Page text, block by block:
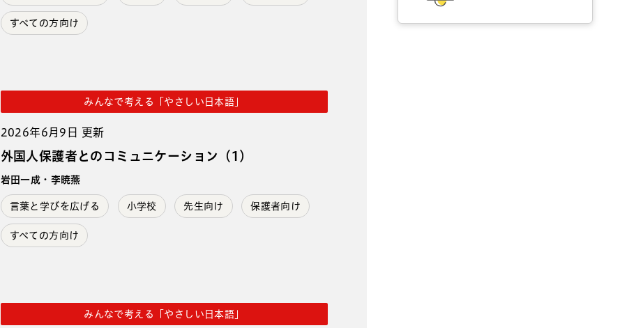
すべての方向け
みんなで考える「やさしい日本語」
2026年6月9日 更新
外国人保護者とのコミュニケーション（1）
岩田一成・李暁燕
言葉と学びを広げる 小学校 先生向け 保護者向け
すべての方向け
みんなで考える「やさしい日本語」